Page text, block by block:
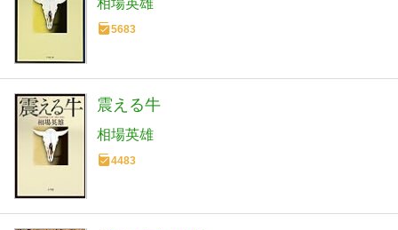
相場英雄
5683
震える牛
相場英雄
4483